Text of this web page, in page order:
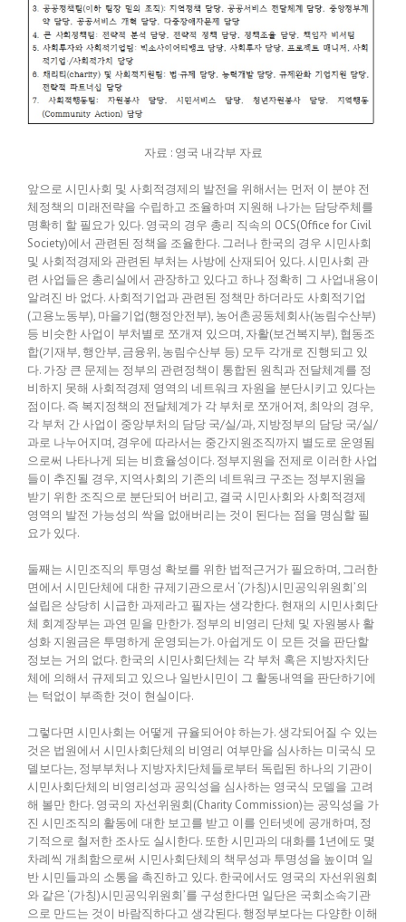
자료 : 영국 내각부 자료
앞으로 시민사회 및 사회적경제의 발전을 위해서는 먼저 이 분야 전
체정책의 미래전략을 수립하고 조율하며 지원해 나가는 담당주체를
명확히 할 필요가 있다. 영국의 경우 총리 직속의 OCS(Office for Civil
Society)에서 관련된 정책을 조율한다. 그러나 한국의 경우 시민사회
및 사회적경제와 관련된 부처는 사방에 산재되어 있다. 시민사회 관
련 사업들은 총리실에서 관장하고 있다고 하나 정확히 그 사업내용이
알려진 바 없다. 사회적기업과 관련된 정책만 하더라도 사회적기업
(고용노동부), 마을기업(행정안전부), 농어촌공동체회사(농림수산부)
등 비슷한 사업이 부처별로 쪼개져 있으며, 자활(보건복지부), 협동조
합(기재부, 행안부, 금융위, 농림수산부 등) 모두 각개로 진행되고 있
다. 가장 큰 문제는 정부의 관련정책이 통합된 원칙과 전달체계를 정
비하지 못해 사회적경제 영역의 네트워크 자원을 분단시키고 있다는
점이다. 즉 복지정책의 전달체계가 각 부처로 쪼개어져, 최악의 경우,
각 부처 간 사업이 중앙부처의 담당 국/실/과, 지방정부의 담당 국/실/
과로 나누어지며, 경우에 따라서는 중간지원조직까지 별도로 운영됨
으로써 나타나게 되는 비효율성이다. 정부지원을 전제로 이러한 사업
들이 추진될 경우, 지역사회의 기존의 네트워크 구조는 정부지원을
받기 위한 조직으로 분단되어 버리고, 결국 시민사회와 사회적경제
영역의 발전 가능성의 싹을 없애버리는 것이 된다는 점을 명심할 필
요가 있다.
둘째는 시민조직의 투명성 확보를 위한 법적근거가 필요하며, 그러한
면에서 시민단체에 대한 규제기관으로서 ‘(가칭)시민공익위원회’의
설립은 상당히 시급한 과제라고 필자는 생각한다. 현재의 시민사회단
체 회계장부는 과연 믿을 만한가. 정부의 비영리 단체 및 자원봉사 활
성화 지원금은 투명하게 운영되는가. 아쉽게도 이 모든 것을 판단할
정보는 거의 없다. 한국의 시민사회단체는 각 부처 혹은 지방자치단
체에 의해서 규제되고 있으나 일반시민이 그 활동내역을 판단하기에
는 턱없이 부족한 것이 현실이다.
그렇다면 시민사회는 어떻게 규율되어야 하는가. 생각되어질 수 있는
것은 법원에서 시민사회단체의 비영리 여부만을 심사하는 미국식 모
델보다는, 정부부처나 지방자치단체들로부터 독립된 하나의 기관이
시민사회단체의 비영리성과 공익성을 심사하는 영국식 모델을 고려
해 볼만 한다. 영국의 자선위원회(Charity Commission)는 공익성을 가
진 시민조직의 활동에 대한 보고를 받고 이를 인터넷에 공개하며, 정
기적으로 철저한 조사도 실시한다. 또한 시민과의 대화를 1년에도 몇
차례씩 개최함으로써 시민사회단체의 책무성과 투명성을 높이며 일
반 시민들과의 소통을 촉진하고 있다. 한국에서도 영국의 자선위원회
와 같은 ‘(가칭)시민공익위원회’를 구성한다면 일단은 국회소속기관
으로 만드는 것이 바람직하다고 생각된다. 행정부보다는 다양한 이해